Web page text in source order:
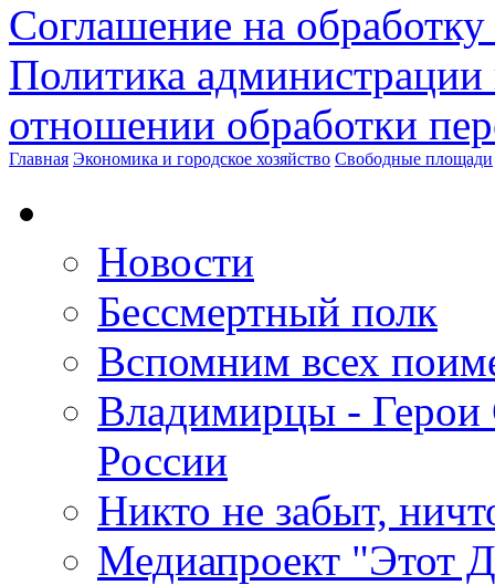
Соглашение на
Политика
отношении обработки
Главная Экономика и городское хозяйство Свободные площади
Новости
Бессмертный полк
Вспомним всех
Владимирцы - Герои
России
Никто не забыт,
Медиапроект "Этот